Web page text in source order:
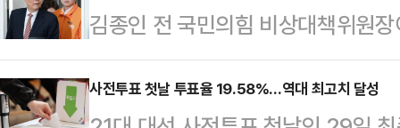
성에 대해 얘기할 때 '여성의 성기
이건 여…
이재명 더불어민주당·김문수 국민
장인들에게 지지를 호소했다. 또
토론에서 여성 신체 부위 관련 표현
김종인 전 국민의힘 비상대책위원
선 후보는 두 자릿수 이상만 얻으면
개혁신당 공천관리위원장을 지낸
사전투표 첫날 투표율 19.58%…역대 최고치 달성